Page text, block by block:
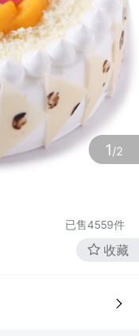
1/2
已售4559件
收藏